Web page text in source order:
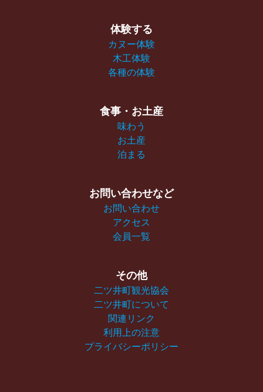
体験する
カヌー体験
木工体験
各種の体験
食事・お土産
味わう
お土産
泊まる
お問い合わせなど
お問い合わせ
アクセス
会員一覧
その他
二ツ井町観光協会
二ツ井町について
関連リンク
利用上の注意
プライバシーポリシー